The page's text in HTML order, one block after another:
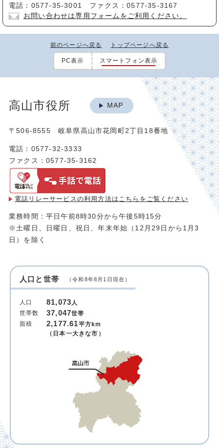
電話：0577-35-3001 ファクス：0577-35-3167
お問い合わせは専用フォームをご利用ください。
前のページへ戻る トップページへ戻る
PC表示 スマートフォン表示
高山市役所 MAP
〒506-8555 岐阜県高山市花岡町2丁目18番地
電話：0577-32-3333
ファクス：0577-35-3162
電話リレーサービスの利用方法は こちらをご覧ください
業務時間：平日午前8時30分から午後5時15分
※土曜日、日曜日、祝日、年末年始（12月29日から1月3
日）を除く
人口と世帯 （令和8年8月1日現在）
人口 81,073人
世帯数
37,047世帯
面積
2,177.61平方km
（日本一大きな市）